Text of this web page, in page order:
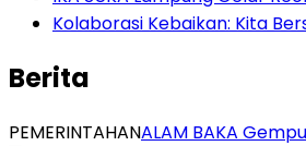
Kolaborasi Kebaikan: Kita
Berita
PEMERINTAHANALAM BAKA